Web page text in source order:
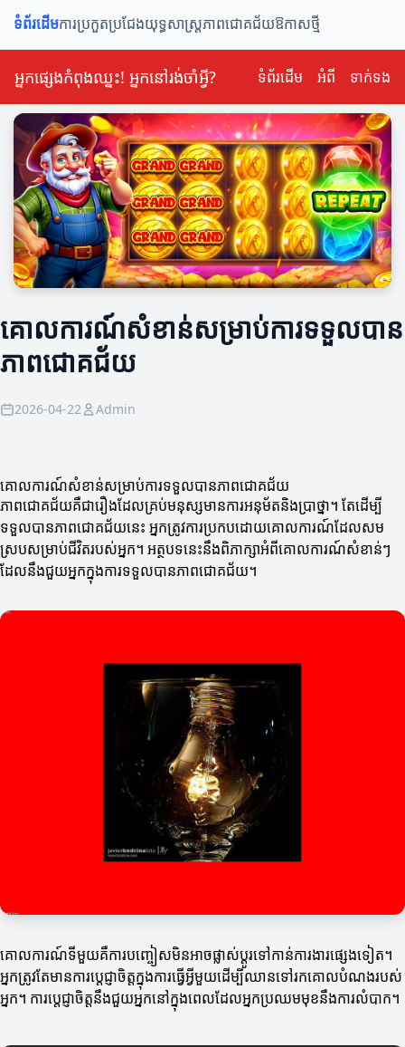
ទំព័រដើមការប្រកួតប្រជែងយុទ្ធសាស្ត្រភាពជោគជ័យឱកាសថ្មី
អ្នកផ្សេងកំពុងឈ្នះ! អ្នកនៅរង់ចាំអ្វី? ទំព័រដើម អំពី ទាក់ទង
គោលការណ៍សំខាន់សម្រាប់ការទទួលបាន
ភាពជោគជ័យ
2026-04-22 Admin
គោលការណ៍សំខាន់សម្រាប់ការទទួលបានភាពជោគជ័យ
ភាពជោគជ័យគឺជារឿងដែលគ្រប់មនុស្សមានការអនុម័តនិងប្រាថ្នា។ តែដើម្បី
ទទួលបានភាពជោគជ័យនេះ អ្នកត្រូវការប្រកបដោយគោលការណ៍ដែលសម
ស្របសម្រាប់ជីវិតរបស់អ្នក។ អត្ថបទនេះនឹងពិភាក្សាអំពីគោលការណ៍សំខាន់ៗ
ដែលនឹងជួយអ្នកក្នុងការទទួលបានភាពជោគជ័យ។
គោលការណ៍ទីមួយគឺការបញ្ចៀសមិនអាចផ្លាស់ប្តូរទៅកាន់ការងារផ្សេងទៀត។
អ្នកត្រូវតែមានការប្តេជ្ញាចិត្តក្នុងការធ្វើអ្វីមួយដើម្បីឈានទៅរកគោលបំណងរបស់
អ្នក។ ការប្តេជ្ញាចិត្តនឹងជួយអ្នកនៅក្នុងពេលដែលអ្នកប្រឈមមុខនឹងការលំបាក។